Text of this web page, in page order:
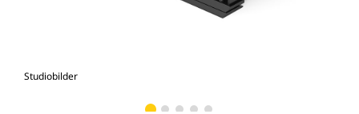
Studiobilder